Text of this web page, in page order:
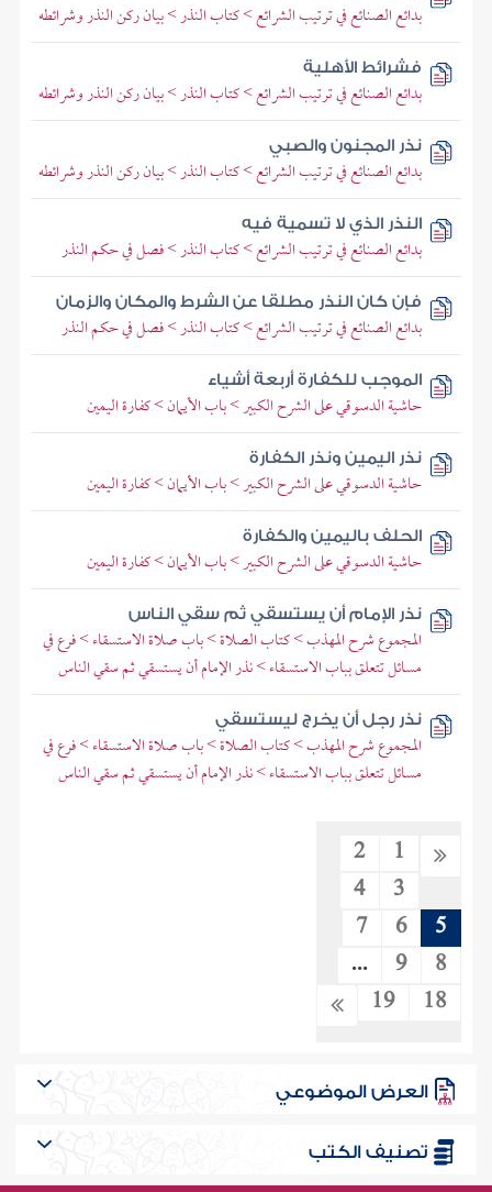
بدائع الصنائع في ترتيب الشرائع > كتاب النذر > بيان ركن النذر وشرائطه
فشرائط الأهلية
بدائع الصنائع في ترتيب الشرائع > كتاب النذر > بيان ركن النذر وشرائطه
نذر المجنون والصبي
بدائع الصنائع في ترتيب الشرائع > كتاب النذر > بيان ركن النذر وشرائطه
النذر الذي لا تسمية فيه
بدائع الصنائع في ترتيب الشرائع > كتاب النذر > فصل في حكم النذر
فإن كان النذر مطلقا عن الشرط والمكان والزمان
بدائع الصنائع في ترتيب الشرائع > كتاب النذر > فصل في حكم النذر
الموجب للكفارة أربعة أشياء
حاشية الدسوقي على الشرح الكبير > باب الأيمان > كفارة اليمين
نذر اليمين ونذر الكفارة
حاشية الدسوقي على الشرح الكبير > باب الأيمان > كفارة اليمين
الحلف باليمين والكفارة
حاشية الدسوقي على الشرح الكبير > باب الأيمان > كفارة اليمين
نذر الإمام أن يستسقي ثم سقي الناس
المجموع شرح المهذب > كتاب الصلاة > باب صلاة الاستسقاء > فرع في
مسائل تتعلق بباب الاستسقاء > نذر الإمام أن يستسقي ثم سقي الناس
نذر رجل أن يخرج ليستسقي
المجموع شرح المهذب > كتاب الصلاة > باب صلاة الاستسقاء > فرع في
مسائل تتعلق بباب الاستسقاء > نذر الإمام أن يستسقي ثم سقي الناس
1
2
3
4
5
6
7
8
9
...
18
19
العرض الموضوعي
تصنيف الكتب